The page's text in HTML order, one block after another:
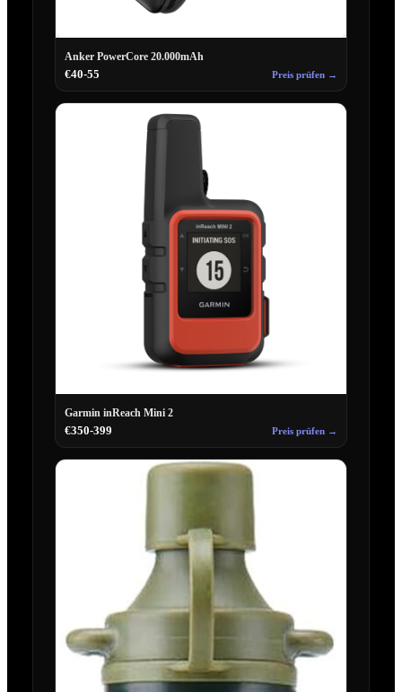
Anker PowerCore 20.000mAh
€40-55 Preis prüfen →
Garmin inReach Mini 2
€350-399 Preis prüfen →